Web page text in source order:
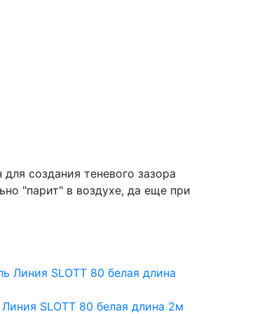
создания теневого зазора
"парит" в воздухе, да еще при
SLOTT 80 белая длина 2м